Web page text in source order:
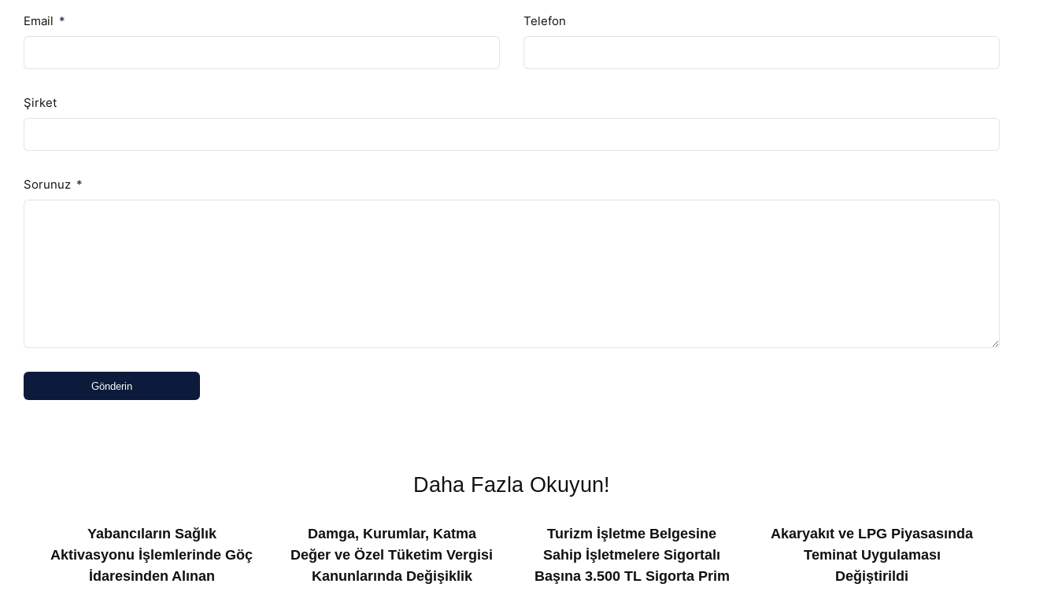
Email Telefon
Şirket
Sorunuz
Gönderin
Daha Fazla Okuyun!
Yabancıların Sağlık
Aktivasyonu İşlemlerinde Göç
İdaresinden Alınan
Damga, Kurumlar, Katma
Değer ve Özel Tüketim Vergisi
Kanunlarında Değişiklik
Turizm İşletme Belgesine
Sahip İşletmelere Sigortalı
Başına 3.500 TL Sigorta Prim
Akaryakıt ve LPG Piyasasında
Teminat Uygulaması
Değiştirildi